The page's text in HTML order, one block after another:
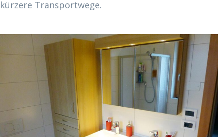
kürzere Transportwege.